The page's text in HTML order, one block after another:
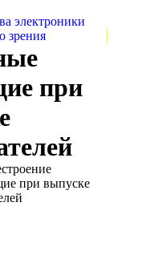
электроники
зрения
при
при выпуске